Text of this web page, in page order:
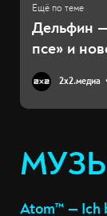
Дельфин
псе» и
2х2.медиа
Atom™ — Ich